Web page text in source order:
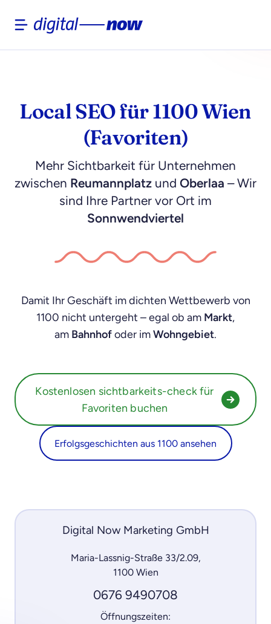
Local SEO für 1100 Wien
(Favoriten)
Mehr Sichtbarkeit für Unternehmen
zwischen Reumannplatz und Oberlaa – Wir
sind Ihre Partner vor Ort im
Sonnwendviertel
Damit Ihr Geschäft im dichten Wettbewerb von
1100 nicht untergeht – egal ob am Markt,
am Bahnhofoder imWohngebiet.
Kostenlosen sichtbarkeits-check für
Favoriten buchen
Erfolgsgeschichten aus 1100 ansehen
Digital Now Marketing GmbH
Maria-Lassnig-Straße 33/2.09,
1100 Wien
0676 9490708
Öffnungszeiten: